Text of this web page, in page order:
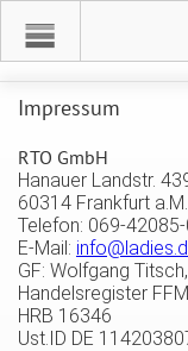
Impressum
RTO GmbH
Hanauer Landstr.
60314 Frankfurt a.M.
Telefon: 069-
E-Mail:
GF: Wolfgang
Handelsregister FFM
HRB 16346
Ust.ID DE